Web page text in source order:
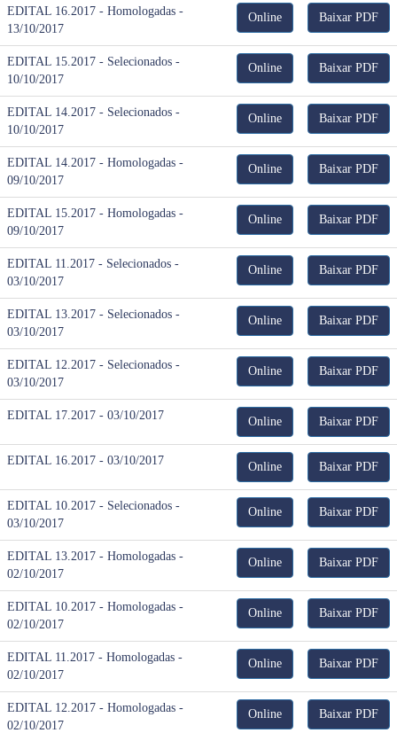
EDITAL 16.2017 - Homologadas -
13/10/2017
Online Baixar PDF
EDITAL 15.2017 - Selecionados -
10/10/2017
Online Baixar PDF
EDITAL 14.2017 - Selecionados -
10/10/2017
Online Baixar PDF
EDITAL 14.2017 - Homologadas -
09/10/2017
Online Baixar PDF
EDITAL 15.2017 - Homologadas -
09/10/2017
Online Baixar PDF
EDITAL 11.2017 - Selecionados -
03/10/2017
Online Baixar PDF
EDITAL 13.2017 - Selecionados -
03/10/2017
Online Baixar PDF
EDITAL 12.2017 - Selecionados -
03/10/2017
Online Baixar PDF
EDITAL 17.2017 - 03/10/2017 Online Baixar PDF
EDITAL 16.2017 - 03/10/2017 Online Baixar PDF
EDITAL 10.2017 - Selecionados -
03/10/2017
Online Baixar PDF
EDITAL 13.2017 - Homologadas -
02/10/2017
Online Baixar PDF
EDITAL 10.2017 - Homologadas -
02/10/2017
Online Baixar PDF
EDITAL 11.2017 - Homologadas -
02/10/2017
Online Baixar PDF
EDITAL 12.2017 - Homologadas -
02/10/2017
Online Baixar PDF